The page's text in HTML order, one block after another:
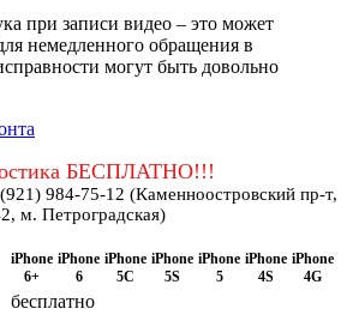
при записи видео – это может
немедленного обращения в
могут быть довольно
БЕСПЛАТНО!!!
984-75-12 (Каменноостровский пр-т,
м. Петроградская)
iPhone
6+
iPhone
6
iPhone
5C
iPhone
5S
iPhone
5
iPhone
4S
iPhone
4G
бесплатно